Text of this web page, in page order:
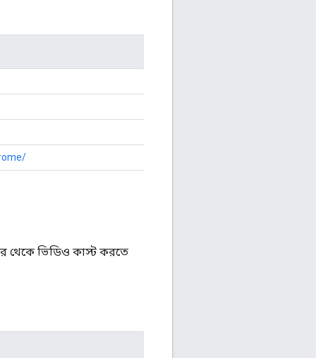
থেকে ভিডিও কাস্ট করতে